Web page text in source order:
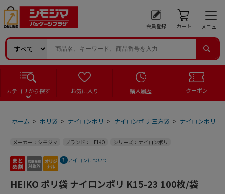
会員登録 カート メニュー
カテゴリから探す お気に入り 購入履歴 クーポン
ホーム > ポリ袋 > ナイロンポリ > ナイロンポリ 三方袋 > ナイロンポリ
メーカー：シモジマ ブランド：HEIKO シリーズ：ナイロンポリ
アイコンについて
HEIKO ポリ袋 ナイロンポリ K15-23 100枚/袋